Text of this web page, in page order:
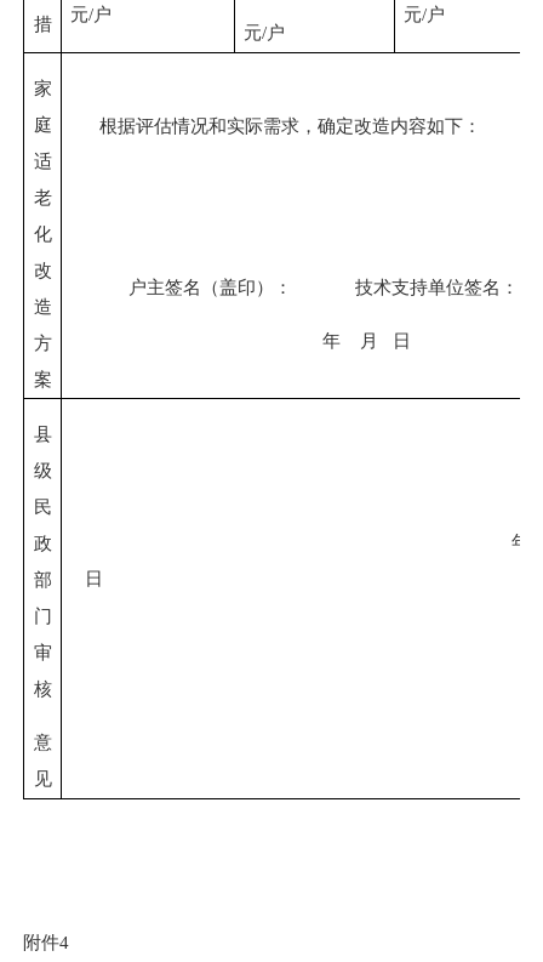
措
元/户
元/户
元/户
家
庭
适
老
化
改
造
方
案
根据评估情况和实际需求，确定改造内容如下：
户主签名（盖印）： 技术支持单位签名：
年 月 日
县
级
民
政
部
门
审
核
意
见
年
日
附件4